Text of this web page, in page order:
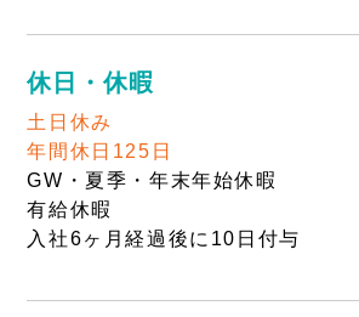
休日・休暇
土日休み
年間休日125日
GW・夏季・年末年始休暇
有給休暇
入社6ヶ月経過後に10日付与